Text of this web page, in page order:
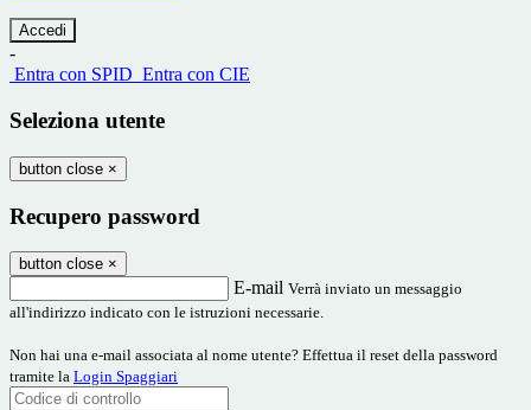
-
Entra con SPID Entra con CIE
Seleziona utente
button close ×
Recupero password
button close ×
E-mail Verrà inviato un messaggio
all'indirizzo indicato con le istruzioni necessarie.
Non hai una e-mail associata al nome utente? Effettua il reset della password
tramite la Login Spaggiari